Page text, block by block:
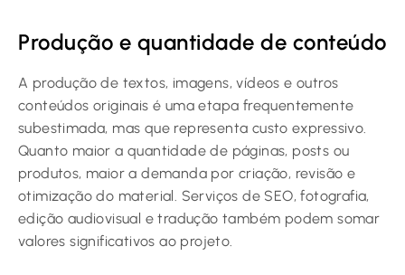
Produção e quantidade de conteúdo
A produção de textos, imagens, vídeos e outros
conteúdos originais é uma etapa frequentemente
subestimada, mas que representa custo expressivo.
Quanto maior a quantidade de páginas, posts ou
produtos, maior a demanda por criação, revisão e
otimização do material. Serviços de SEO, fotografia,
edição audiovisual e tradução também podem somar
valores significativos ao projeto.